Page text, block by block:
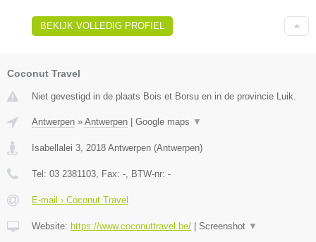
BEKIJK VOLLEDIG PROFIEL
Coconut Travel
Niet gevestigd in de plaats Bois et Borsu en in de provincie Luik.
Antwerpen » Antwerpen Google maps ▼
Isabellalei 3 2018 Antwerpen (Antwerpen)
Tel: 03 2381103 , Fax: - , BTW-nr: -
E-mail › Coconut Travel
Website: https://www.coconuttravel.be/ Screenshot ▼